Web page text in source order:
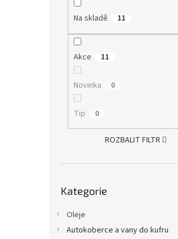
Na skladě 11
Akce 11
Novinka 0
Tip 0
ROZBALIT FILTR
kategorie
Kategorie
Oleje
Autokoberce a vany do kufru